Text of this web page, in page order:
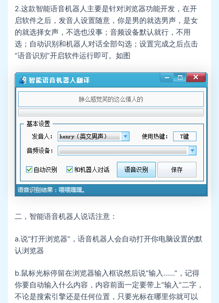
2.这款智能语音机器人主要是针对浏览器功能开发，在开
启软件之后，发音人设置随意，你是男的就选男声，是女
的就选择女声，不选也没事；音频设备默认就行，不用
选；自动识别和机器人对话全部勾选；设置完成之后点击
“语音识别”开启软件运行即可。如图
二，智能语音机器人说话注意：
a.说“打开浏览器”，语音机器人会自动打开你电脑设置的默
认浏览器
b.鼠标光标停留在浏览器输入框说然后说“输入……”，记得
你要自动输入什么内容，内容前面一定要带上“输入”二字，
不论是搜索引擎还是任何位置，只要光标在哪里你就可以